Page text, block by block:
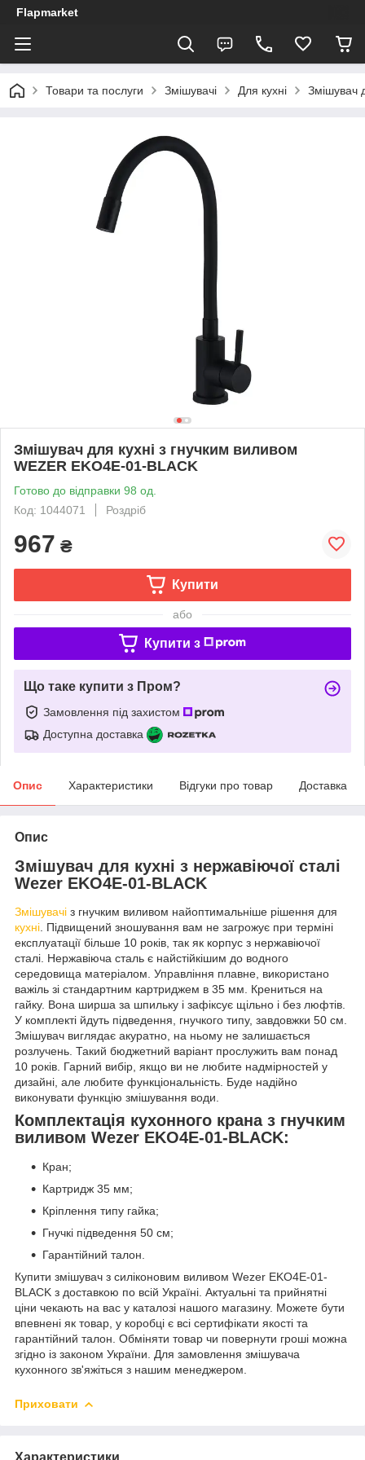
Flapmarket
Товари та послуги Змішувачі Для кухні Змішувач
Змішувач для кухні з гнучким виливом
WEZER EKO4E-01-BLACK
Готово до відправки 98 од.
Код: 1044071
Роздріб
967 ₴
Купити
або
Купити з
Що таке купити з Пром?
Замовлення під захистом
Доступна доставка
Опис Характеристики Відгуки про товар Доставка
Опис
Змішувач для кухні з нержавіючої сталі
Wezer EKO4E-01-BLACK
Змішувачі з гнучким виливом найоптимальніше рішення для
кухні. Підвищений зношування вам не загрожує при терміні
експлуатації більше 10 років, так як корпус з нержавіючої
сталі. Нержавіюча сталь є найстійкішим до водного
середовища матеріалом. Управління плавне, використано
важіль зі стандартним картриджем в 35 мм. Крениться на
гайку. Вона ширша за шпильку і зафіксує щільно і без люфтів.
У комплекті йдуть підведення, гнучкого типу, завдовжки 50 см.
Змішувач виглядає акуратно, на ньому не залишається
розлучень. Такий бюджетний варіант прослужить вам понад
10 років. Гарний вибір, якщо ви не любите надмірностей у
дизайні, але любите функціональність. Буде надійно
виконувати функцію змішування води.
Комплектація кухонного крана з гнучким
виливом Wezer EKO4E-01-BLACK:
Кран;
Картридж 35 мм;
Кріплення типу гайка;
Гнучкі підведення 50 см;
Гарантійний талон.
Купити змішувач з силіконовим виливом Wezer EKO4E-01-
BLACK з доставкою по всій Україні. Актуальні та прийнятні
ціни чекають на вас у каталозі нашого магазину. Можете бути
впевнені як товар, у коробці є всі сертифікати якості та
гарантійний талон. Обміняти товар чи повернути гроші можна
згідно із законом України. Для замовлення змішувача
кухонного зв'яжіться з нашим менеджером.
Приховати
Характеристики